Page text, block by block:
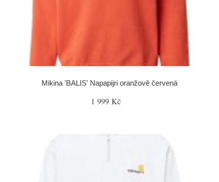
Mikina 'BALIS' Napapijri oranžově červená
1 999 Kč